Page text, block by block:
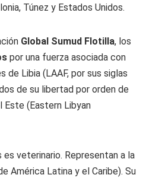
Túnez y Estados Unidos.
Global Sumud Flotilla, los
por una fuerza asociada con
de Libia (LAAF, por sus siglas
de su libertad por orden de
Este (Eastern Libyan
veterinario. Representan a la
América Latina y el Caribe). Su